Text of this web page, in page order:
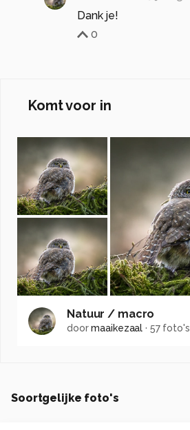
Dank je!
0
Komt voor in
Natuur / macro
doormaaikezaal · 57 foto's
Soortgelijke foto's